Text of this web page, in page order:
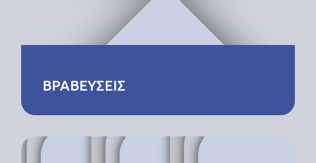
ΒΡΑΒΕΥΣΕΙΣ